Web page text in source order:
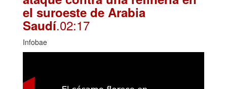
el suroeste de Arabia
Saudí.02:17
Infobae